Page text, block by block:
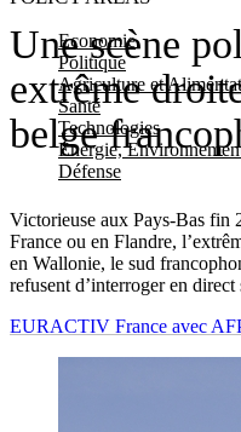
Economie
Politique
Agriculture et
Santé
Technologies
Energie,
Défense
Une scène
extrême
belge
Victorieuse aux Pays-Bas fin
France ou en Flandre,
en Wallonie, le sud
refusent d’interroger en direct
EURACTIV France avec